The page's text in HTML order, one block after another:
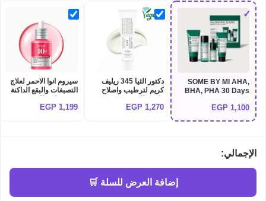
✓
SOME BY MI AHA,
BHA, PHA 30 Days
مجموعة سوم باي مي
1,100
EGP
دكتور الثيا 345 ريليف
كريم لترطيب واصلاح
345 relief cream
1,270
EGP
سيروم انوا الاحمر لعلاج
التصبغات والبقع الداكنة
وتوحيد لون البشرة
Anua Niacinamide
1,199
EGP
الإجمالي:
إضافة العرض للسلة 🛒